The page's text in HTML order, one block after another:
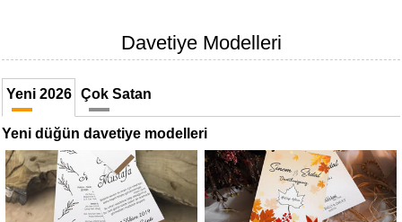
Davetiye
kimiz?
İletişim
-
0533
Davetiye Modelleri
Yeni 2026 Çok Satan
Yeni düğün davetiye modelleri